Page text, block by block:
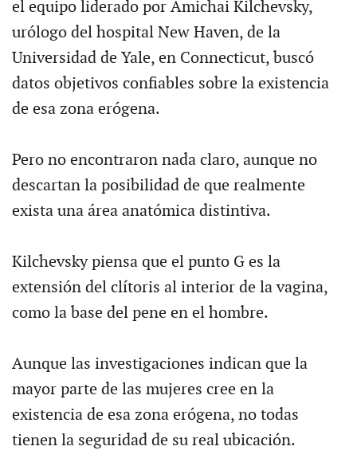
el equipo liderado por Amichai Kilchevsky,
urólogo del hospital New Haven, de la
Universidad de Yale, en Connecticut, buscó
datos objetivos confiables sobre la existencia
de esa zona erógena.
Pero no encontraron nada claro, aunque no
descartan la posibilidad de que realmente
exista una área anatómica distintiva.
Kilchevsky piensa que el punto G es la
extensión del clítoris al interior de la vagina,
como la base del pene en el hombre.
Aunque las investigaciones indican que la
mayor parte de las mujeres cree en la
existencia de esa zona erógena, no todas
tienen la seguridad de su real ubicación.